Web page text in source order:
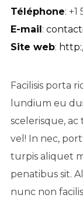
Téléphone:
E-mail:
Site web:
Facilisis porta
lundium eu
scelerisque,
vel! In nec,
turpis aliquet
penatibus sit.
nunc non